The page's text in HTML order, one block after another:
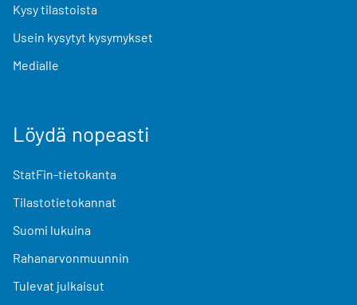
Kysy tilastoista
Usein kysytyt kysymykset
Medialle
Löydä nopeasti
StatFin-tietokanta
Tilastotietokannat
Suomi lukuina
Rahanarvonmuunnin
Tulevat julkaisut